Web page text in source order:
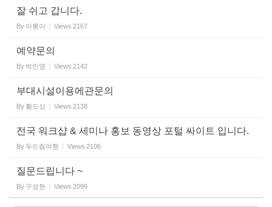
잘 쉬고 갑니다.
By 아롱이 Views 2167
예약문의
By 박민영 Views 2142
부대시설이용에관문의
By 황도상 Views 2138
전국 워크샵 & 세미나 홍보 동영상 포털 싸이트 입니다.
By 두드림여행 Views 2106
질문드립니다 ~
By 구성현 Views 2099